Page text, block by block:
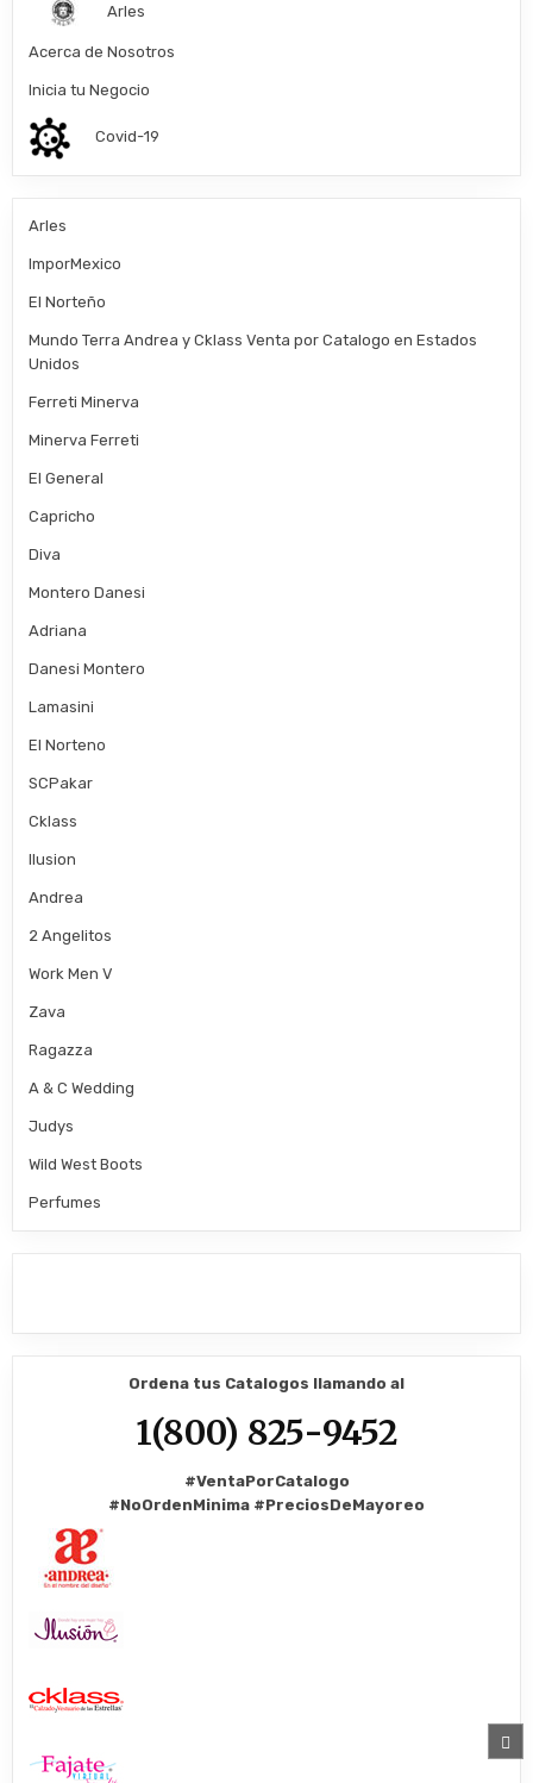
Arles
Acerca de Nosotros
Inicia tu Negocio
Covid-19
Arles
ImporMexico
El Norteño
Mundo Terra Andrea y Cklass Venta por Catalogo en Estados
Unidos
Ferreti Minerva
Minerva Ferreti
El General
Capricho
Diva
Montero Danesi
Adriana
Danesi Montero
Lamasini
El Norteno
SCPakar
Cklass
Ilusion
Andrea
2 Angelitos
Work Men V
Zava
Ragazza
A & C Wedding
Judys
Wild West Boots
Perfumes
Ordena tus Catalogos llamando al
1(800) 825-9452
#VentaPorCatalogo
#NoOrdenMinima #PreciosDeMayoreo
TO